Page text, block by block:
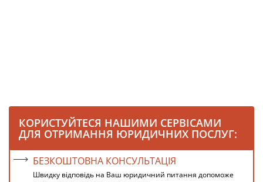
КОРИСТУЙТЕСЯ НАШИМИ СЕРВІСАМИ
ДЛЯ ОТРИМАННЯ ЮРИДИЧНИХ ПОСЛУГ:
БЕЗКОШТОВНА КОНСУЛЬТАЦІЯ
Швидку відповідь на Ваш юридичний питання допоможе